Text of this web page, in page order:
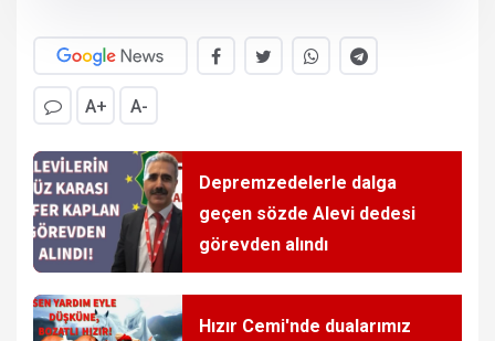
A+ A-
Depremzedelerle dalga
geçen sözde Alevi dedesi
görevden alındı
Hızır Cemi'nde dualarımız